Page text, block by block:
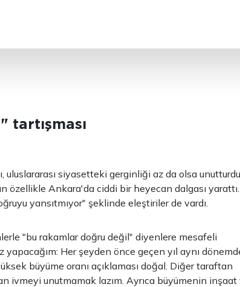
tartışması
uluslararası siyasetteki gerginliği az da olsa unutturdu
özellikle Ankara'da ciddi bir heyecan dalgası yarattı.
yansıtmıyor" şeklinde eleştiriler de vardı.
"bu rakamlar doğru değil" diyenlere mesafeli
Her şeyden önce geçen yıl aynı
büyüme oranı açıklaması doğal. Diğer taraftan
ivmeyi unutmamak lazım. Ayrıca büyümenin inşaat